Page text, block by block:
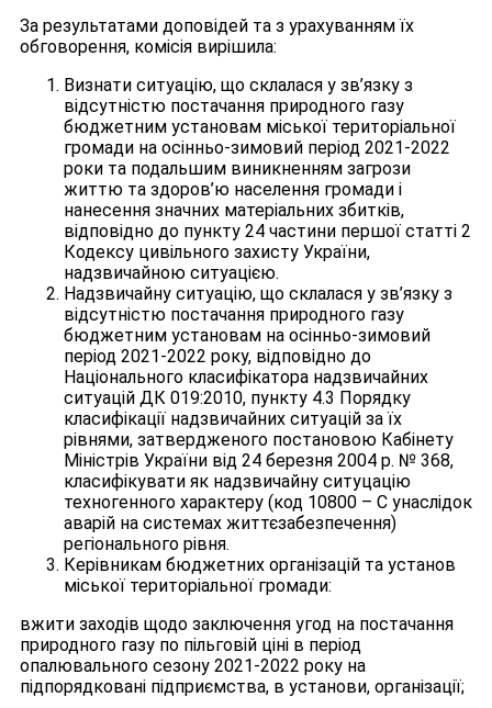
За результатами доповідей та з урахуванням їх
обговорення, комісія вирішила:
Визнати ситуацію, що склалася у зв’язку з
відсутністю постачання природного газу
бюджетним установам міської територіальної
громади на осінньо-зимовий період 2021-2022
роки та подальшим виникненням загрози
життю та здоров’ю населення громади і
нанесення значних матеріальних збитків,
відповідно до пункту 24 частини першої статті 2
Кодексу цивільного захисту України,
надзвичайною ситуацією.
Надзвичайну ситуацію, що склалася у зв’язку з
відсутністю постачання природного газу
бюджетним установам на осінньо-зимовий
період 2021-2022 року, відповідно до
Національного класифікатора надзвичайних
ситуацій ДК 019:2010, пункту 4.3 Порядку
класифікації надзвичайних ситуацій за їх
рівнями, затвердженого постановою Кабінету
Міністрів України від 24 березня 2004 р. № 368,
класифікувати як надзвичайну ситуцацію
техногенного характеру (код 10800 – С унаслідок
аварій на системах життєзабезпечення)
регіонального рівня.
Керівникам бюджетних організацій та установ
міської територіальної громади:
вжити заходів щодо заключення угод на постачання
природного газу по пільговій ціні в період
опалювального сезону 2021-2022 року на
підпорядковані підприємства, в установи, організації;